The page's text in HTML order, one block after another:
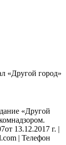
«Другой город»
«Другой
13.12.2017 г. |
| Телефон